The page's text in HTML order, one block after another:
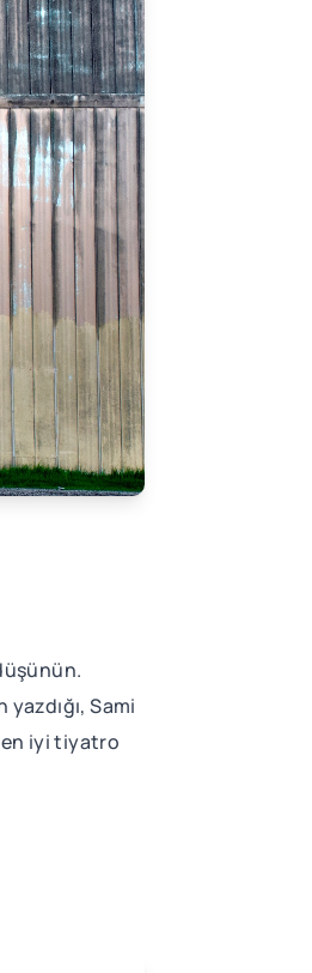
Sami
en iyi tiyatro